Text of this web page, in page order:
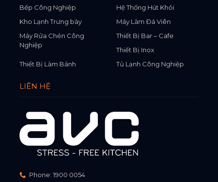
Bếp Công Nghiệp
Hệ Thống Hút Khói
Kho Lạnh Trưng bày
Máy Làm Đá Viên
Máy Rửa Chén Công
Nghiệp
Thiết Bị Bar – Cafe
Thiết Bị Inox
Thiết Bị Làm Bánh
Tủ Lạnh Công Nghiệp
LIÊN HỆ
Phone: 1900 0054